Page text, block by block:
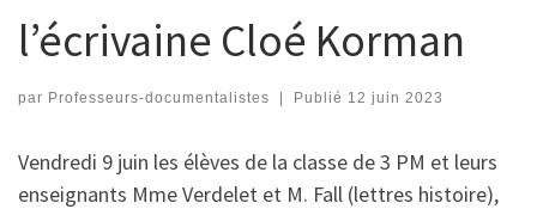
l’écrivaine Cloé Korman
par Professeurs-documentalistes | Publié 12 juin 2023
Vendredi 9 juin les élèves de la classe de 3 PM et leurs
enseignants Mme Verdelet et M. Fall (lettres histoire),